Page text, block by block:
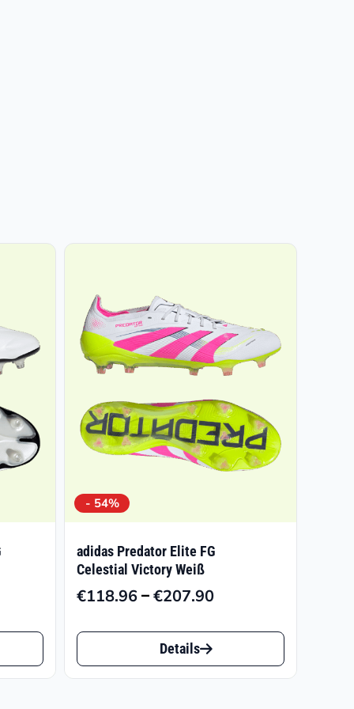
- 54%
adidas Predator Elite FG
Celestial Victory Weiß
€118.96–€207.90Preisspanne:
€207.90
Dieses
Produkt
Details